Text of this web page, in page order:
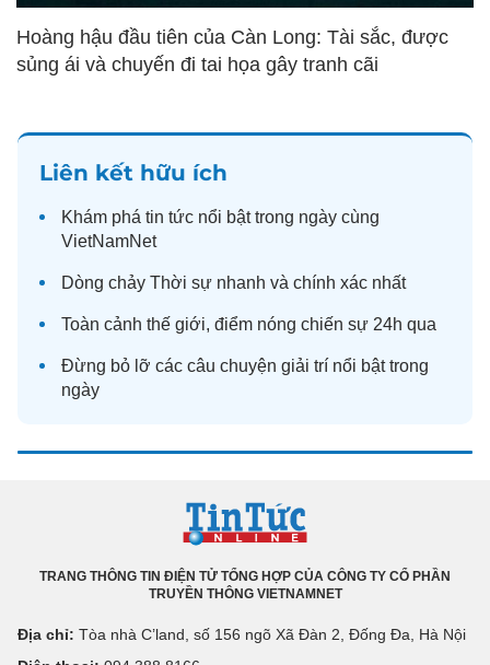
Hoàng hậu đầu tiên của Càn Long: Tài sắc, được
sủng ái và chuyến đi tai họa gây tranh cãi
Liên kết hữu ích
Khám phá tin tức nổi bật trong ngày cùng
VietNamNet
Dòng chảy Thời sự nhanh và chính xác nhất
Toàn cảnh thế giới, điểm nóng chiến sự 24h qua
Đừng bỏ lỡ các câu chuyện giải trí nổi bật trong
ngày
TRANG THÔNG TIN ĐIỆN TỬ TỔNG HỢP CỦA CÔNG TY CỔ PHẦN
TRUYỀN THÔNG VIETNAMNET
Địa chỉ: Tòa nhà C’land, số 156 ngõ Xã Đàn 2, Đống Đa, Hà Nội